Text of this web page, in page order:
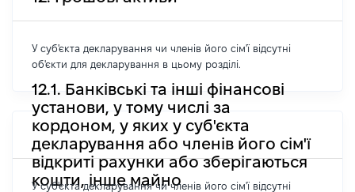
У суб'єкта декларування чи членів його сім'ї відсутні
об'єкти для декларування в цьому розділі.
12.1. Банківські та інші фінансові
установи, у тому числі за
кордоном, у яких у суб'єкта
декларування або членів його сім'ї
відкриті рахунки або зберігаються
кошти, інше майно
У суб'єкта декларування чи членів його сім'ї відсутні